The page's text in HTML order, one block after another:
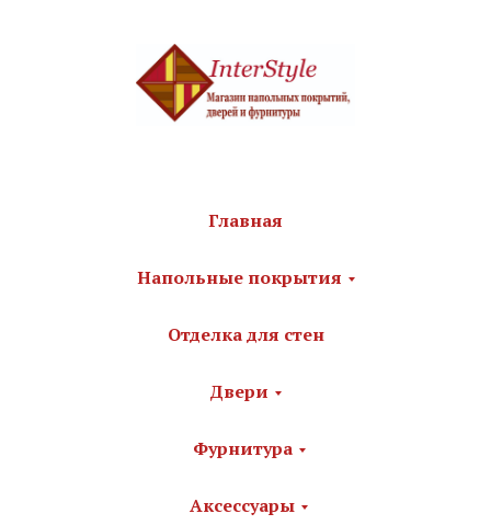
Главная
Напольные покрытия
Отделка для стен
Двери
Фурнитура
Аксессуары